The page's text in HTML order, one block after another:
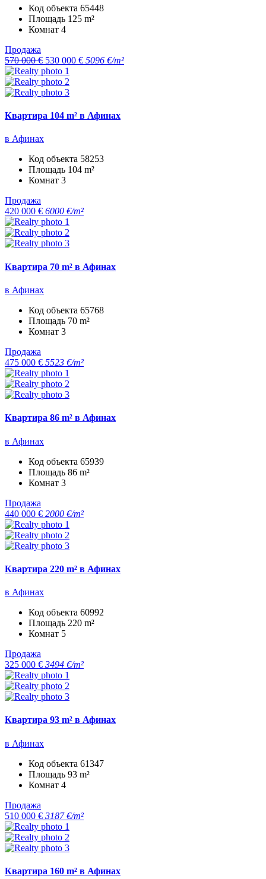
Код объекта 65448
Площадь 125 m²
Комнат 4
Продажа
570 000 € 530 000 € 5096 €/m²
Квартира 104 m² в Афинах
в Афинах
Код объекта 58253
Площадь 104 m²
Комнат 3
Продажа
420 000 € 6000 €/m²
Квартира 70 m² в Афинах
в Афинах
Код объекта 65768
Площадь 70 m²
Комнат 3
Продажа
475 000 € 5523 €/m²
Квартира 86 m² в Афинах
в Афинах
Код объекта 65939
Площадь 86 m²
Комнат 3
Продажа
440 000 € 2000 €/m²
Квартира 220 m² в Афинах
в Афинах
Код объекта 60992
Площадь 220 m²
Комнат 5
Продажа
325 000 € 3494 €/m²
Квартира 93 m² в Афинах
в Афинах
Код объекта 61347
Площадь 93 m²
Комнат 4
Продажа
510 000 € 3187 €/m²
Квартира 160 m² в Афинах